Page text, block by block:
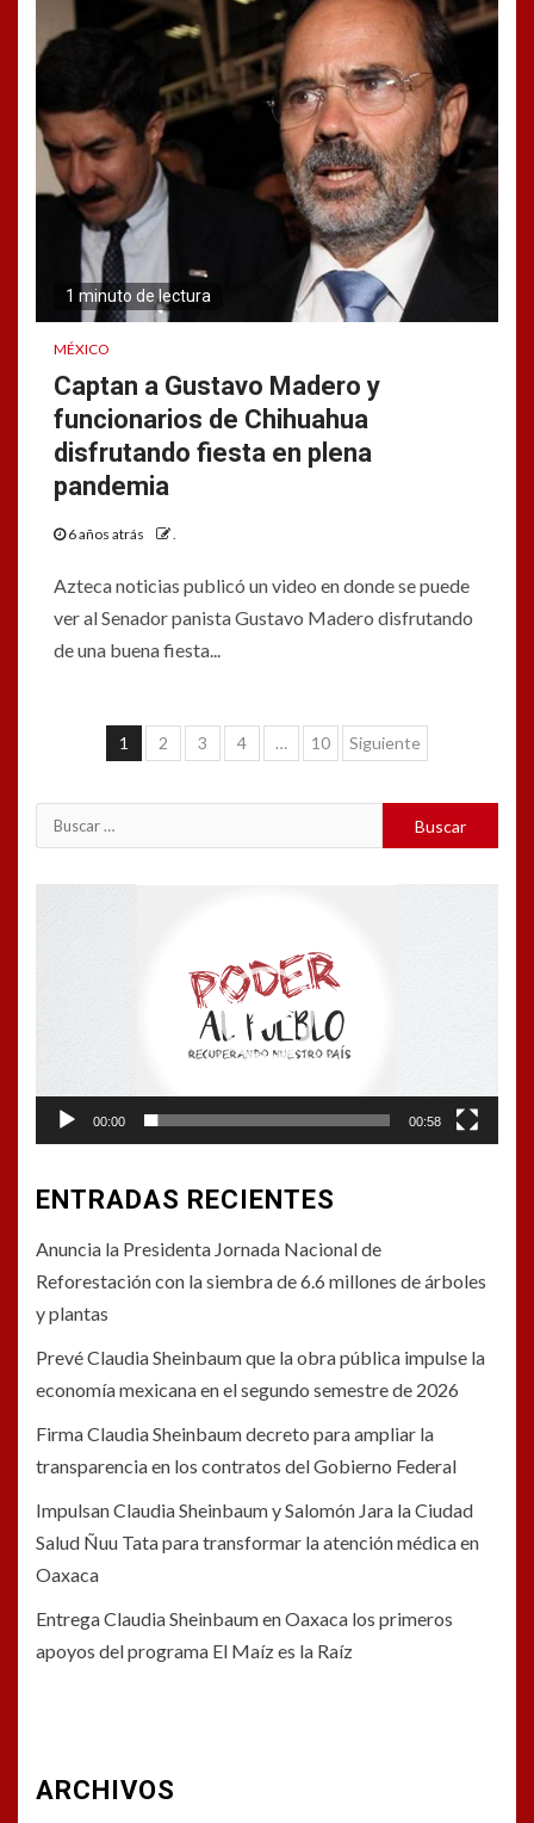
1 minuto de lectura
MÉXICO
Captan a Gustavo Madero y
funcionarios de Chihuahua
disfrutando fiesta en plena
pandemia
6 años atrás .
Azteca noticias publicó un video en donde se puede
ver al Senador panista Gustavo Madero disfrutando
de una buena fiesta...
Navegación
entradas
1 2 3 4 … 10 Siguiente
Buscar:
00:00 00:58
ENTRADAS RECIENTES
Anuncia la Presidenta Jornada Nacional de
Reforestación con la siembra de 6.6 millones de árboles
y plantas
Prevé Claudia Sheinbaum que la obra pública impulse la
economía mexicana en el segundo semestre de 2026
Firma Claudia Sheinbaum decreto para ampliar la
transparencia en los contratos del Gobierno Federal
Impulsan Claudia Sheinbaum y Salomón Jara la Ciudad
Salud Ñuu Tata para transformar la atención médica en
Oaxaca
Entrega Claudia Sheinbaum en Oaxaca los primeros
apoyos del programa El Maíz es la Raíz
ARCHIVOS